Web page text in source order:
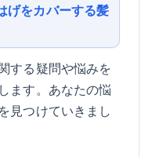
げをカバーする髪
する疑問や悩みを
ます。あなたの悩
見つけていきまし